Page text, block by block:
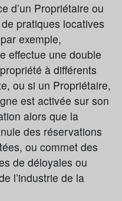
d’un Propriétaire ou
pratiques locatives
exemple,
effectue une double
à différents
ou si un Propriétaire,
est activée sur son
alors que la
des réservations
ou commet des
de déloyales ou
l’industrie de la